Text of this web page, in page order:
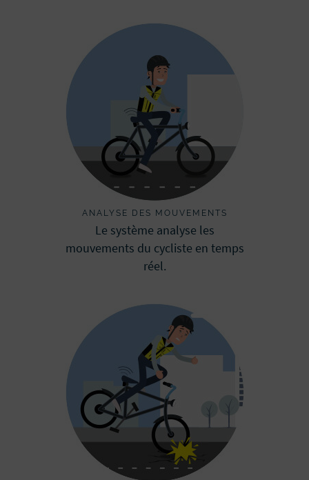
ANALYSE DES MOUVEMENTS
Le système analyse les
mouvements du cycliste en temps
réel.